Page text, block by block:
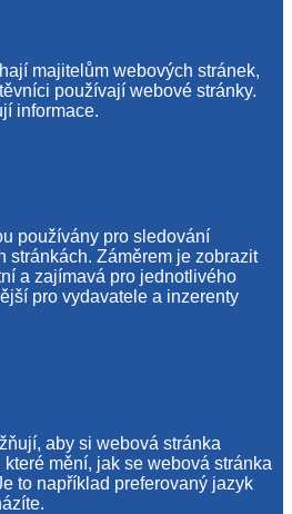
majitelům webových stránek,
používají webové stránky.
informace.
používány pro sledování
stránkách. Záměrem je zobrazit
a zajímavá pro jednotlivého
pro vydavatele a inzerenty
aby si webová stránka
mění, jak se webová stránka
to například preferovaný jazyk